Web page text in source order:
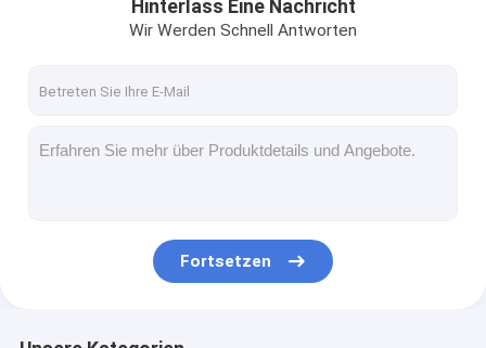
Lcd-digitale Beschilderung im Freien
Boden, der lcd-digitale Beschilderung steht
Stange LCD-Anzeige
Hinterlass Eine Nachricht
Wir Werden Schnell Antworten
Fortsetzen